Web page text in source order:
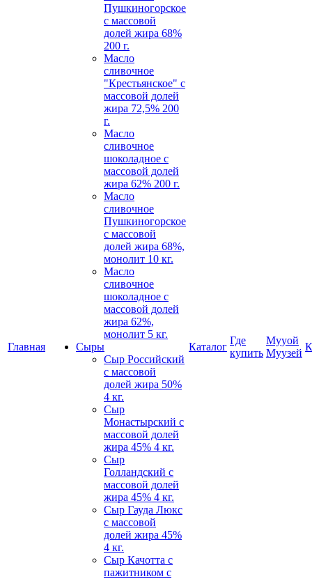
Главная
Пушкиногорское
с массовой
долей жира 68%
200 г.
Масло
сливочное
"Крестьянское" с
массовой долей
жира 72,5% 200
г.
Масло
сливочное
шоколадное с
массовой долей
жира 62% 200 г.
Масло
сливочное
Пушкиногорское
с массовой
долей жира 68%,
монолит 10 кг.
Масло
сливочное
шоколадное с
массовой долей
жира 62%,
монолит 5 кг.
Сыры
Сыр Российский
c массовой
долей жира 50%
4 кг.
Сыр
Монастырский c
массовой долей
жира 45% 4 кг.
Сыр
Голландский c
массовой долей
жира 45% 4 кг.
Сыр Гауда Люкс
c массовой
долей жира 45%
4 кг.
Сыр Качотта с
пажитником c
Каталог
Где
купить
Мууой
Муузей